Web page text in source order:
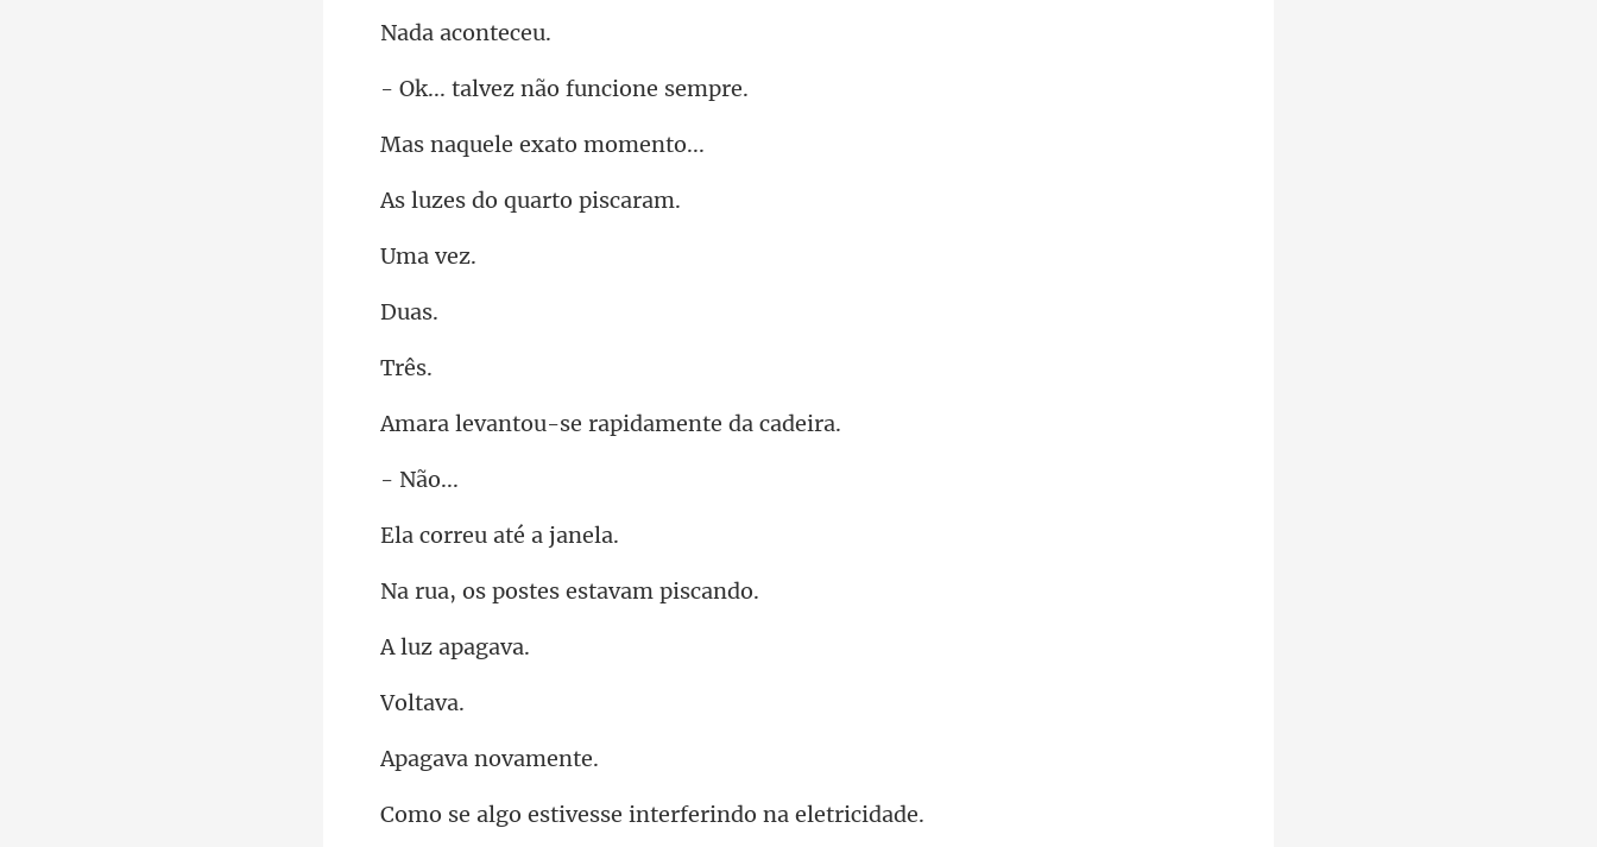
acont
vez não fun
le exato
do quarto
a
u
r
u-se rapidame
Nã
eu até a
postes esta
z ap
lt
a nova
vesse interferind